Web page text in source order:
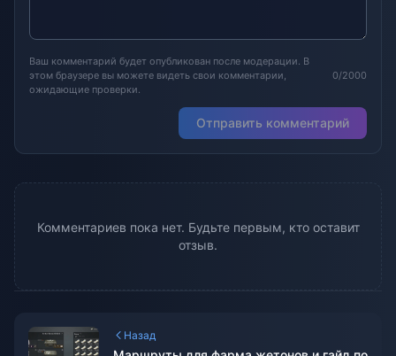
Ваш комментарий будет опубликован после модерации. В
этом браузере вы можете видеть свои комментарии,
ожидающие проверки.
0/2000
Отправить комментарий
Комментариев пока нет. Будьте первым, кто оставит
отзыв.
Назад